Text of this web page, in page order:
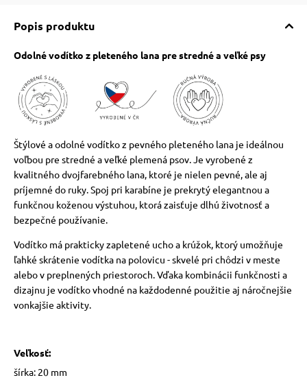
poukazy
Popis produktu
Odolné vodítko z pleteného lana pre stredné a veľké psy
Štýlové a odolné vodítko z pevného pleteného lana je ideálnou
voľbou pre stredné a veľké plemená psov. Je vyrobené z
kvalitného dvojfarebného lana, ktoré je nielen pevné, ale aj
príjemné do ruky. Spoj pri karabíne je prekrytý elegantnou a
funkčnou koženou výstuhou, ktorá zaisťuje dlhú životnosť a
bezpečné používanie.
Vodítko má prakticky zapletené ucho a krúžok, ktorý umožňuje
ľahké skrátenie vodítka na polovicu - skvelé pri chôdzi v meste
alebo v preplnených priestoroch. Vďaka kombinácii funkčnosti a
dizajnu je vodítko vhodné na každodenné použitie aj náročnejšie
vonkajšie aktivity.
Veľkosť:
šírka: 20 mm